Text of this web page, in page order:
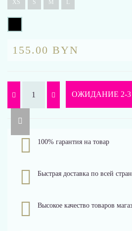
XS S M L
155.00 BYN
ОЖИДАНИЕ 2-
100% гарантия на товар
Быстрая доставка по всей
Высокое качество товаров